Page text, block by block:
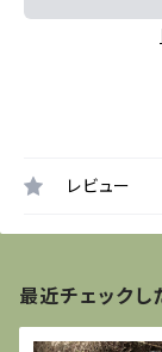
レビュー
最近チェックし